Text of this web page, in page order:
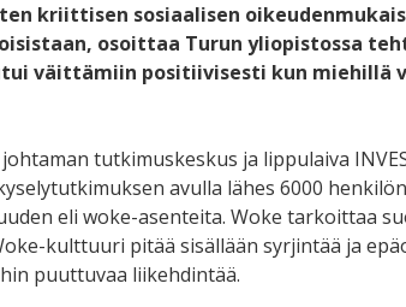
kriittisen sosiaalisen
osoittaa Turun yliopistossa
väittämiin positiivisesti kun miehillä
tutkimuskeskus ja lippulaiva
avulla lähes 6000
eli woke-asenteita. Woke tarkoittaa
kulttuuri pitää sisällään syrjintää ja
puuttuvaa liikehdintää.